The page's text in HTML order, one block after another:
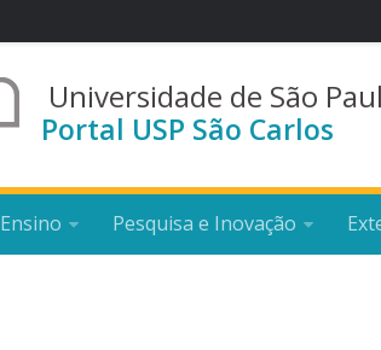
Universidade de São
Portal USP São Carlos
Ensino Pesquisa e Inovação